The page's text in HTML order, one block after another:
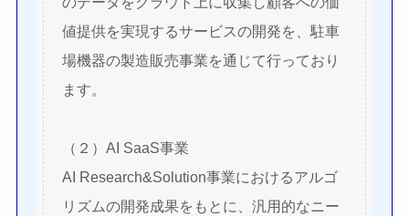
値提供を実現するサービスの開発を、駐車
場機器の製造販売事業を通じて行っており
ます。
（２）AI SaaS事業
AI Research&Solution事業におけるアルゴ
リズムの開発成果をもとに、汎用的なニー